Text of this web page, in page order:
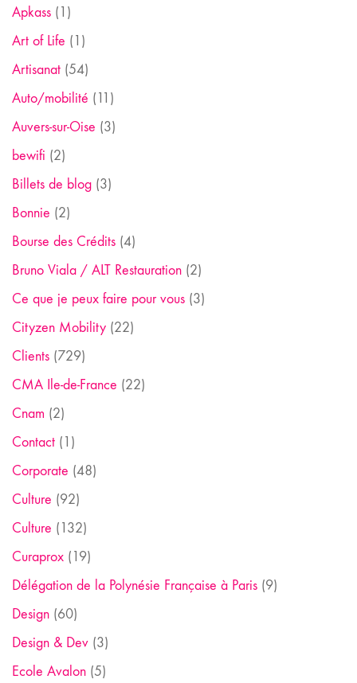
Apkass (1)
Art of Life (1)
Artisanat (54)
Auto/mobilité (11)
Auvers-sur-Oise (3)
bewifi (2)
Billets de blog (3)
Bonnie (2)
Bourse des Crédits (4)
Bruno Viala / ALT Restauration (2)
Ce que je peux faire pour vous (3)
Cityzen Mobility (22)
Clients (729)
CMA Ile-de-France (22)
Cnam (2)
Contact (1)
Corporate (48)
Culture (92)
Culture (132)
Curaprox (19)
Délégation de la Polynésie Française à Paris (9)
Design (60)
Design & Dev (3)
Ecole Avalon (5)